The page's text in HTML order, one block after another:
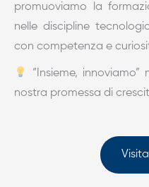
promuoviamo la
nelle discipline
con competenza e
“Insieme,
nostra promessa di